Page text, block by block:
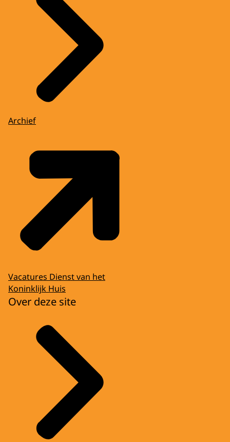
Archief
Vacatures Dienst van het
Koninklijk Huis
Over deze site